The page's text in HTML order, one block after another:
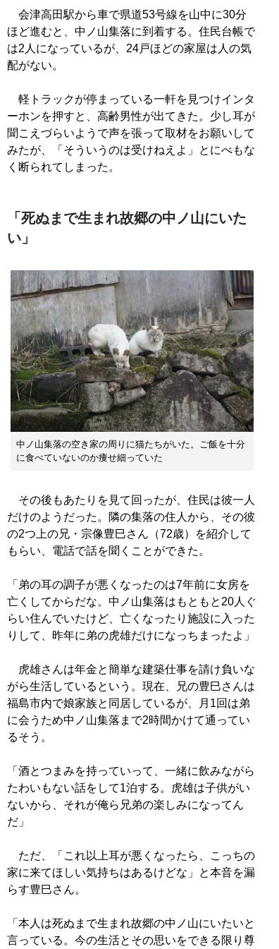
会津高田駅から車で県道53号線を山中に30分
ほど進むと、中ノ山集落に到着する。住民台帳で
は2人になっているが、24戸ほどの家屋は人の気
配がない。
軽トラックが停まっている一軒を見つけインタ
ーホンを押すと、高齢男性が出てきた。少し耳が
聞こえづらいようで声を張って取材をお願いして
みたが、「そういうのは受けねえよ」とにべもな
く断られてしまった。
「死ぬまで生まれ故郷の中ノ山にいた
い」
中ノ山集落の空き家の周りに猫たちがいた。ご飯を十分
に食べていないのか痩せ細っていた
その後もあたりを見て回ったが、住民は彼一人
だけのようだった。隣の集落の住人から、その彼
の2つ上の兄・宗像豊巳さん（72歳）を紹介して
もらい、電話で話を聞くことができた。
「弟の耳の調子が悪くなったのは7年前に女房を
亡くしてからだな。中ノ山集落はもともと20人ぐ
らい住んでいたけど、亡くなったり施設に入った
りして、昨年に弟の虎雄だけになっちまったよ」
虎雄さんは年金と簡単な建築仕事を請け負いな
がら生活しているという。現在、兄の豊巳さんは
福島市内で娘家族と同居しているが、月1回は弟
に会うため中ノ山集落まで2時間かけて通ってい
るそう。
「酒とつまみを持っていって、一緒に飲みながら
たわいもない話をして1泊する。虎雄は子供がい
ないから、それが俺ら兄弟の楽しみになってん
だ」
ただ、「これ以上耳が悪くなったら、こっちの
家に来てほしい気持ちはあるけどな」と本音を漏
らす豊巳さん。
「本人は死ぬまで生まれ故郷の中ノ山にいたいと
言っている。今の生活とその思いをできる限り尊